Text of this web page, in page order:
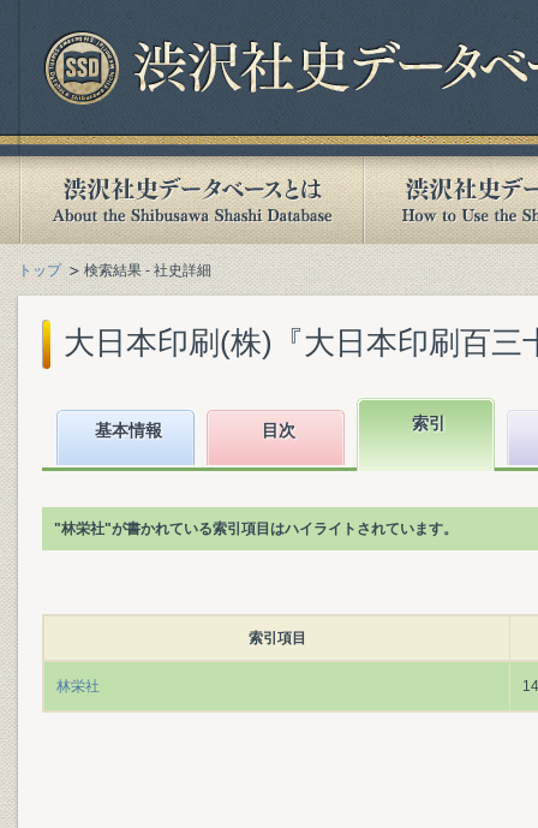
トップ 検索結果 - 社史詳細
大日本印刷(株)『大日本印刷百三
基本情報 目次 索引
"林栄社"が書かれている索引項目はハイライトされています。
索引項目
林栄社